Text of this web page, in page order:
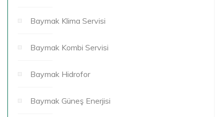
Baymak Klima Servisi
Baymak Kombi Servisi
Baymak Hidrofor
Baymak Güneş Enerjisi